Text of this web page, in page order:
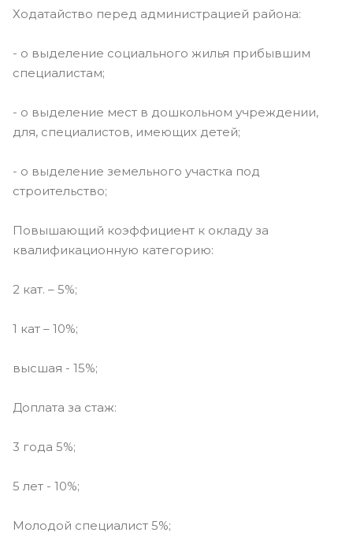
Ходатайство перед администрацией района:
- о выделение социального жилья прибывшим
специалистам;
- о выделение мест в дошкольном учреждении,
для, специалистов, имеющих детей;
- о выделение земельного участка под
строительство;
Повышающий коэффициент к окладу за
квалификационную категорию:
2 кат. – 5%;
1 кат – 10%;
высшая - 15%;
Доплата за стаж:
3 года 5%;
5 лет - 10%;
Молодой специалист 5%;